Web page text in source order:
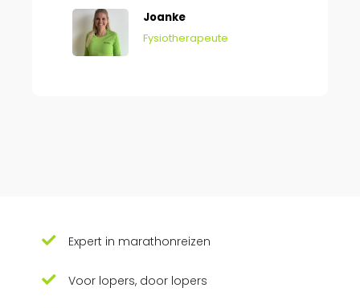
Joanke
Fysiotherapeute
Expert in marathonreizen
Voor lopers, door lopers